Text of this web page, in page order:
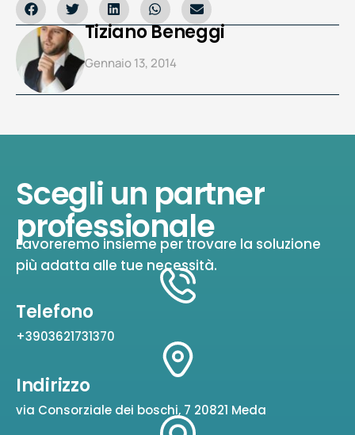
Tiziano Beneggi
Gennaio 13, 2014
Scegli un partner
professionale
Lavoreremo insieme per trovare la soluzione
più adatta alle tue necessità.
Telefono
+3903621731370
Indirizzo
via Consorziale dei boschi, 7 20821 Meda